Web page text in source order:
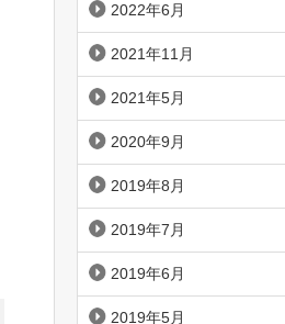
2022年6月
2021年11月
2021年5月
2020年9月
2019年8月
2019年7月
2019年6月
2019年5月